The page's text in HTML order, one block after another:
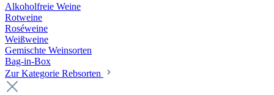
Alkoholfreie Weine
Rotweine
Roséweine
Weißweine
Gemischte Weinsorten
Bag-in-Box
Zur Kategorie Rebsorten